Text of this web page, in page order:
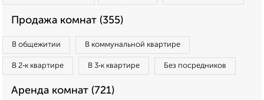
Продажа комнат (355)
В общежитии В коммунальной квартире
В 2‑к квартире В 3‑к квартире Без посредников
Аренда комнат (721)